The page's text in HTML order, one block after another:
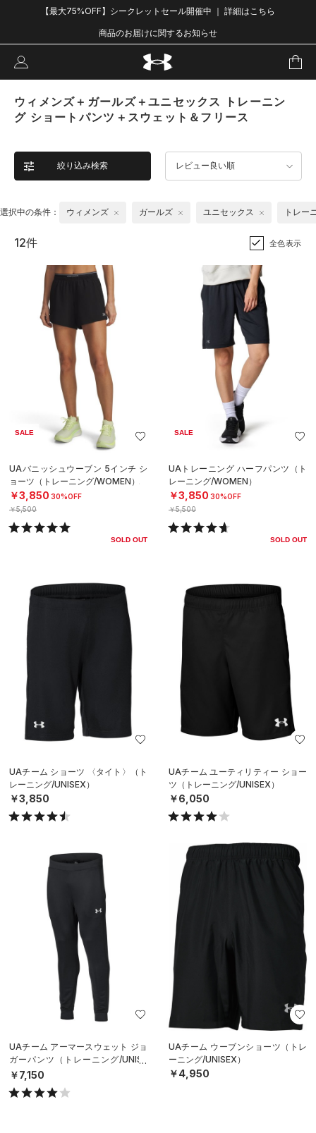
【最大75%OFF】シークレットセール開催中 ｜ 詳細はこちら
商品のお届けに関するお知らせ
ウィメンズ＋ガールズ＋ユニセックス トレーニン
グ ショートパンツ＋スウェット＆フリース
絞り込み検索 レビュー良い順
選択中の条件： ウィメンズ ガールズ ユニセックス トレー
12件 全色表示
SALE
UAバニッシュウーブン 5インチ シ
ョーツ（トレーニング/WOMEN）
￥3,850 30%OFF
￥5,500
SOLD OUT
SALE
UAトレーニング ハーフパンツ（ト
レーニング/WOMEN）
￥3,850 30%OFF
￥5,500
SOLD OUT
UAチーム ショーツ 〈タイト〉（ト
レーニング/UNISEX）
￥3,850
UAチーム ユーティリティー ショー
ツ（トレーニング/UNISEX）
￥6,050
UAチーム アーマースウェット ジョ
ガーパンツ（トレーニング/UNISE
X）
￥7,150
UAチーム ウーブンショーツ（トレ
ーニング/UNISEX）
￥4,950